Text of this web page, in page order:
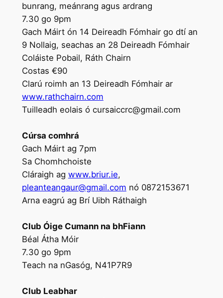
bunrang, meánrang agus ardrang
7.30 go 9pm
Gach Máirt ón 14 Deireadh Fómhair go dtí an
9 Nollaig, seachas an 28 Deireadh Fómhair
Coláiste Pobail, Ráth Chairn
Costas €90
Clarú roimh an 13 Deireadh Fómhair ar
www.rathchairn.com
Tuilleadh eolais ó cursaiccrc@gmail.com
Cúrsa comhrá
Gach Máirt ag 7pm
Sa Chomhchoiste
Cláraigh ag www.briur.ie,
pleanteangaur@gmail.com nó 0872153671
Arna eagrú ag Brí Uibh Ráthaigh
Club Óige Cumann na bhFiann
Béal Átha Móir
7.30 go 9pm
Teach na nGasóg, N41P7R9
Club Leabhar